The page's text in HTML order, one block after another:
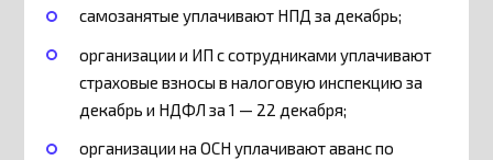
самозанятые уплачивают НПД за декабрь;
организации и ИП с сотрудниками уплачивают
страховые взносы в налоговую инспекцию за
декабрь и НДФЛ за 1 — 22 декабря;
организации на ОСН уплачивают аванс по